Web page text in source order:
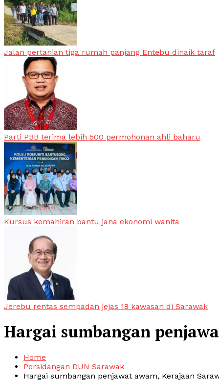
Jalan pertanian tiga rumah panjang Entebu dinaik taraf
Parti PBB terima lebih 500 permohonan ahli baharu
Kursus kemahiran bantu jana ekonomi wanita
Jerebu rentas sempadan jejas 18 kawasan di Sarawak
Hargai sumbangan
Home
Persidangan DUN Sarawak
Hargai sumbangan penjawat awam, Kerajaan